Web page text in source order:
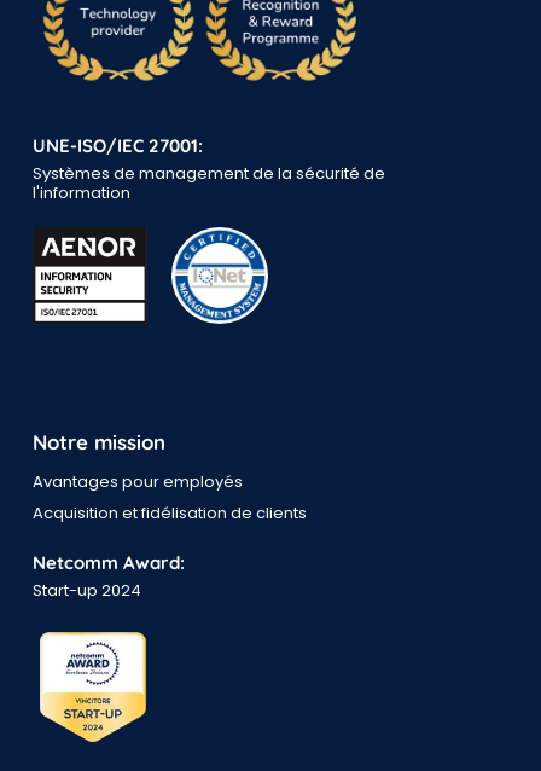
UNE-ISO/IEC 27001:
Systèmes de management de la sécurité de
l'information
Notre mission
Avantages pour employés
Acquisition et fidélisation de clients
Netcomm Award:
Start-up 2024